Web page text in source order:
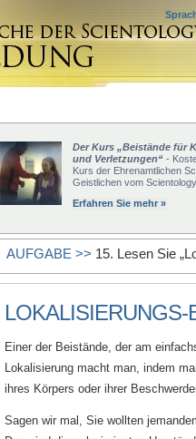
Der Kurs „Beistände für
und Verletzungen“ -
Kurs der Ehrenamtlichen
Geistlichen vom
Erfahren Sie mehr »
AUFGABE >> 15. Lesen Sie
LOKALISIERUNGS-
Einer der Beistände, der am
Lokalisierung macht man, indem
ihres Körpers oder ihrer
Sagen wir mal, Sie wollten